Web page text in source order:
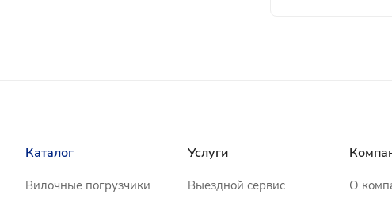
Каталог
Вилочные погрузчики
Услуги
Выездной сервис
О